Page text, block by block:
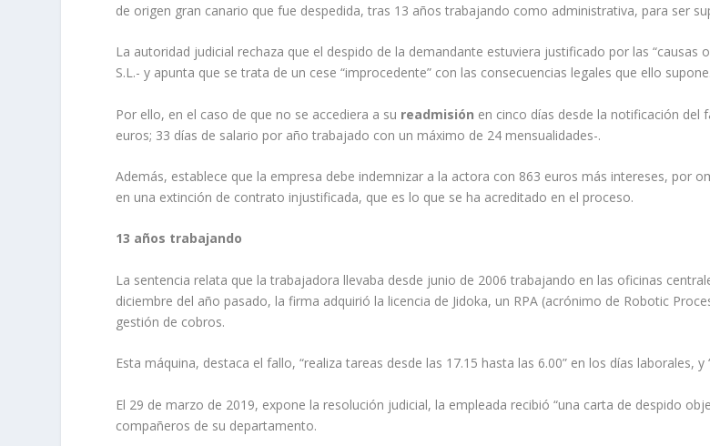
de origen gran canario que fue despedida, tras 13 años trabajando como administrativa, para ser
La autoridad judicial rechaza que el despido de la demandante estuviera justificado por las
S.L.- y apunta que se trata de un cese “improcedente” con las consecuencias legales que ello supone.
Por ello, en el caso de que no se accediera a su readmisión en cinco días desde la notificación del
euros; 33 días de salario por año trabajado con un máximo de 24 mensualidades-.
Además, establece que la empresa debe indemnizar a la actora con 863 euros más intereses, por
en una extinción de contrato injustificada, que es lo que se ha acreditado en el proceso.
13 años trabajando
La sentencia relata que la trabajadora llevaba desde junio de 2006 trabajando en las oficinas
diciembre del año pasado, la firma adquirió la licencia de Jidoka, un RPA (acrónimo de Robotic
gestión de cobros.
Esta máquina, destaca el fallo, “realiza tareas desde las 17.15 hasta las 6.00” en los días laborales,
El 29 de marzo de 2019, expone la resolución judicial, la empleada recibió “una carta de despido
compañeros de su departamento.